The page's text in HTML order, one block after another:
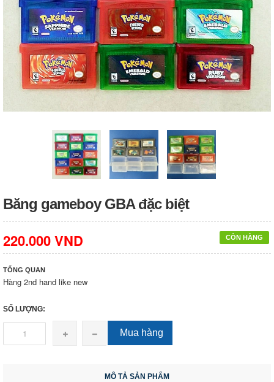
Băng gameboy GBA đặc biệt
CÒN HÀNG
220.000 VND
TỔNG QUAN
Hàng 2nd hand like new
SỐ LƯỢNG:
Mua hàng
MÔ TẢ SẢN PHẨM